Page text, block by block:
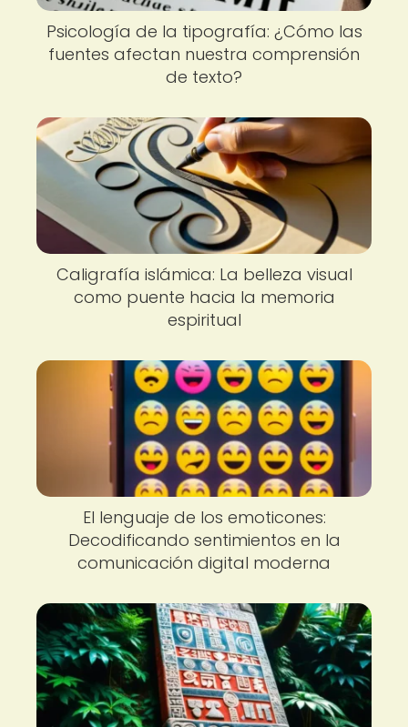
Psicología de la tipografía: ¿Cómo las
fuentes afectan nuestra comprensión
de texto?
Caligrafía islámica: La belleza visual
como puente hacia la memoria
espiritual
El lenguaje de los emoticones:
Decodificando sentimientos en la
comunicación digital moderna